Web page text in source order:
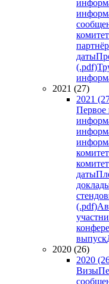
комитет
даты
(.pdf)
2021 (27)
2021
Первое
комитет
комитет
даты
(.pdf)
выпуск
2020 (26)
2020
Визы